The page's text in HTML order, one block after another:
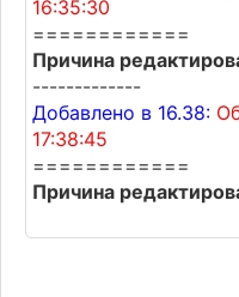
16:35:30
============
Причина
-------------
Добавлено в 16.38:
17:38:45
============
Причина